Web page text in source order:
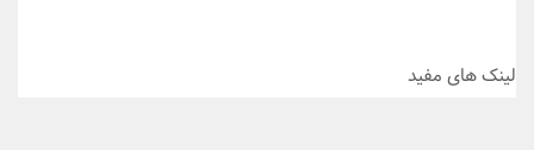
لینک های مفید